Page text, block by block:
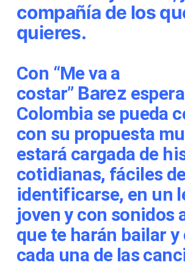
compañía de los
quieres.
Con “Me va a
costar” Barez
Colombia se pueda
con su propuesta
estará cargada de
cotidianas, fáciles
identificarse, en un
joven y con sonidos
que te harán bailar
cada una de las